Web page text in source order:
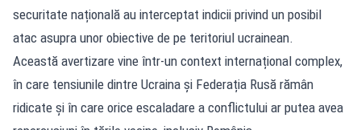
securitate națională au interceptat indicii privind un posibil
atac asupra unor obiective de pe teritoriul ucrainean.
Această avertizare vine într-un context internațional complex,
în care tensiunile dintre Ucraina și Federația Rusă rămân
ridicate și în care orice escaladare a conflictului ar putea avea